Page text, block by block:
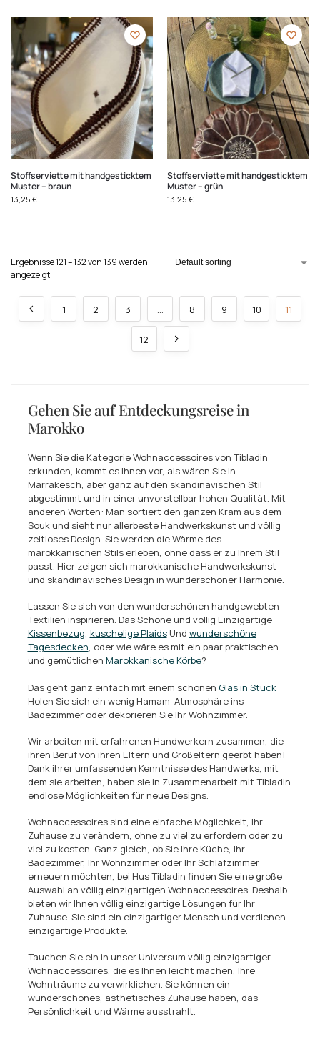
Stoffserviette mit handgesticktem
Muster – braun
13,25 €
Stoffserviette mit handgesticktem
Muster – grün
13,25 €
Ergebnisse 121 – 132 von 139 werden
angezeigt
1 2 3 … 8 9 10 11
12
Gehen Sie auf Entdeckungsreise in
Marokko
Wenn Sie die Kategorie Wohnaccessoires von Tibladin
erkunden, kommt es Ihnen vor, als wären Sie in
Marrakesch, aber ganz auf den skandinavischen Stil
abgestimmt und in einer unvorstellbar hohen Qualität. Mit
anderen Worten: Man sortiert den ganzen Kram aus dem
Souk und sieht nur allerbeste Handwerkskunst und völlig
zeitloses Design. Sie werden die Wärme des
marokkanischen Stils erleben, ohne dass er zu Ihrem Stil
passt. Hier zeigen sich marokkanische Handwerkskunst
und skandinavisches Design in wunderschöner Harmonie.
Lassen Sie sich von den wunderschönen handgewebten
Textilien inspirieren. Das Schöne und völlig Einzigartige
Kissenbezug, kuschelige PlaidsUnd wunderschöne
Tagesdecken, oder wie wäre es mit ein paar praktischen
und gemütlichen Marokkanische Körbe?
Das geht ganz einfach mit einem schönen Glas in Stuck
Holen Sie sich ein wenig Hamam-Atmosphäre ins
Badezimmer oder dekorieren Sie Ihr Wohnzimmer.
Wir arbeiten mit erfahrenen Handwerkern zusammen, die
ihren Beruf von ihren Eltern und Großeltern geerbt haben!
Dank ihrer umfassenden Kenntnisse des Handwerks, mit
dem sie arbeiten, haben sie in Zusammenarbeit mit Tibladin
endlose Möglichkeiten für neue Designs.
Wohnaccessoires sind eine einfache Möglichkeit, Ihr
Zuhause zu verändern, ohne zu viel zu erfordern oder zu
viel zu kosten. Ganz gleich, ob Sie Ihre Küche, Ihr
Badezimmer, Ihr Wohnzimmer oder Ihr Schlafzimmer
erneuern möchten, bei Hus Tibladin finden Sie eine große
Auswahl an völlig einzigartigen Wohnaccessoires. Deshalb
bieten wir Ihnen völlig einzigartige Lösungen für Ihr
Zuhause. Sie sind ein einzigartiger Mensch und verdienen
einzigartige Produkte.
Tauchen Sie ein in unser Universum völlig einzigartiger
Wohnaccessoires, die es Ihnen leicht machen, Ihre
Wohnträume zu verwirklichen. Sie können ein
wunderschönes, ästhetisches Zuhause haben, das
Persönlichkeit und Wärme ausstrahlt.